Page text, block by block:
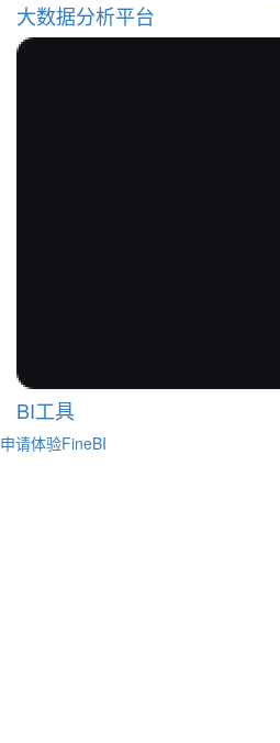
大数据分析平台
BI工具
申请体验FineBI